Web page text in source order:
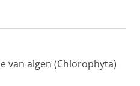
van algen (Chlorophyta)